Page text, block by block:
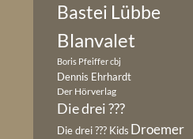
Bastei Lübbe
Blanvalet
Boris Pfeiffercbj
Dennis Ehrhardt
Der Hörverlag
Die drei ???
Die drei ??? Kids Droemer